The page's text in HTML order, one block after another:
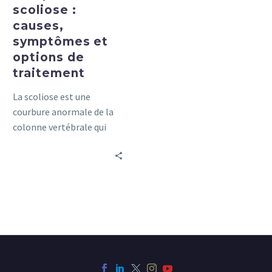
scoliose :
causes,
symptômes et
options de
traitement
La scoliose est une
courbure anormale de la
colonne vertébrale qui
complet.